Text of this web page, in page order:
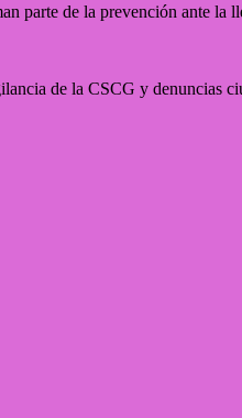
parte de la prevención ante
de la CSCG y denuncias